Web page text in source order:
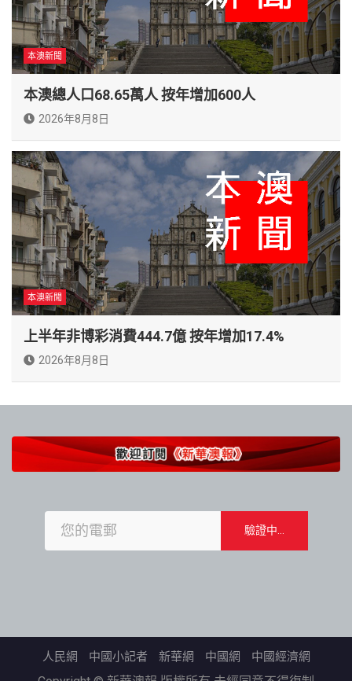
本澳新聞
本澳總人口68.65萬人 按年增加600人
2026年8月8日
本澳新聞
上半年非博彩消費444.7億 按年增加17.4%
2026年8月8日
人民網 中國小記者 新華網 中國網 中國經濟網